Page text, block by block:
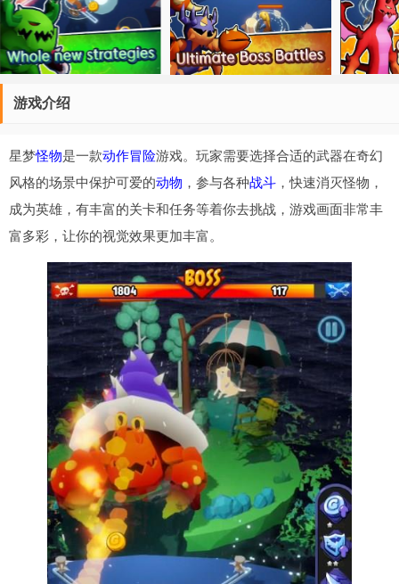
游戏介绍
星梦怪物是一款动作冒险游戏。玩家需要选择合适的武器在奇幻
风格的场景中保护可爱的动物 ，参与各种战斗 ，快速消灭怪物，
成为英雄，有丰富的关卡和任务等着你去挑战，游戏画面非常丰
富多彩，让你的视觉效果更加丰富。